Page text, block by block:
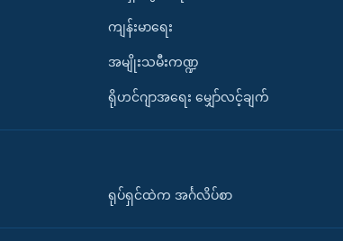
ကျန်းမာရေး
အမျိုးသမီးကဏ္ဍ
ရိုဟင်ဂျာအရေး မျှော်လင့်ချက်
ရုပ်ရှင်ထဲက အင်္ဂလိပ်စာ